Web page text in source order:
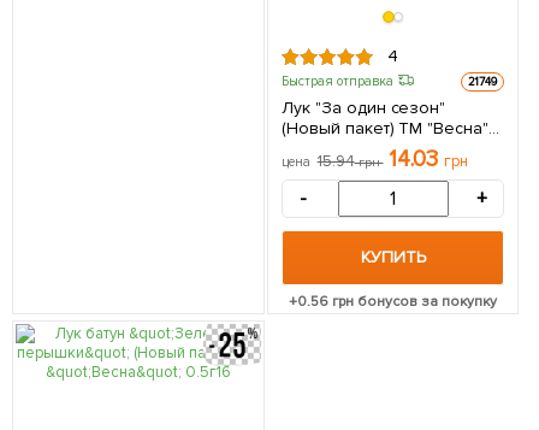
4
Быстрая отправка 21749
Лук "За один сезон"
(Новый пакет) ТМ "Весна"
цена 15.94грн 14.03 грн
- +
КУПИТЬ
+0.56 грн бонусов за покупку